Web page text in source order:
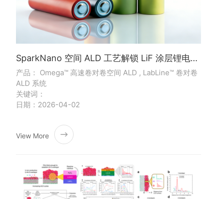
SparkNano 空间 ALD 工艺解锁 LiF 涂层锂电未来范式
产品： Omega™ 高速卷对卷空间 ALD , LabLine™ 卷对卷
ALD 系统
关键词：
日期：2026-04-02
View More